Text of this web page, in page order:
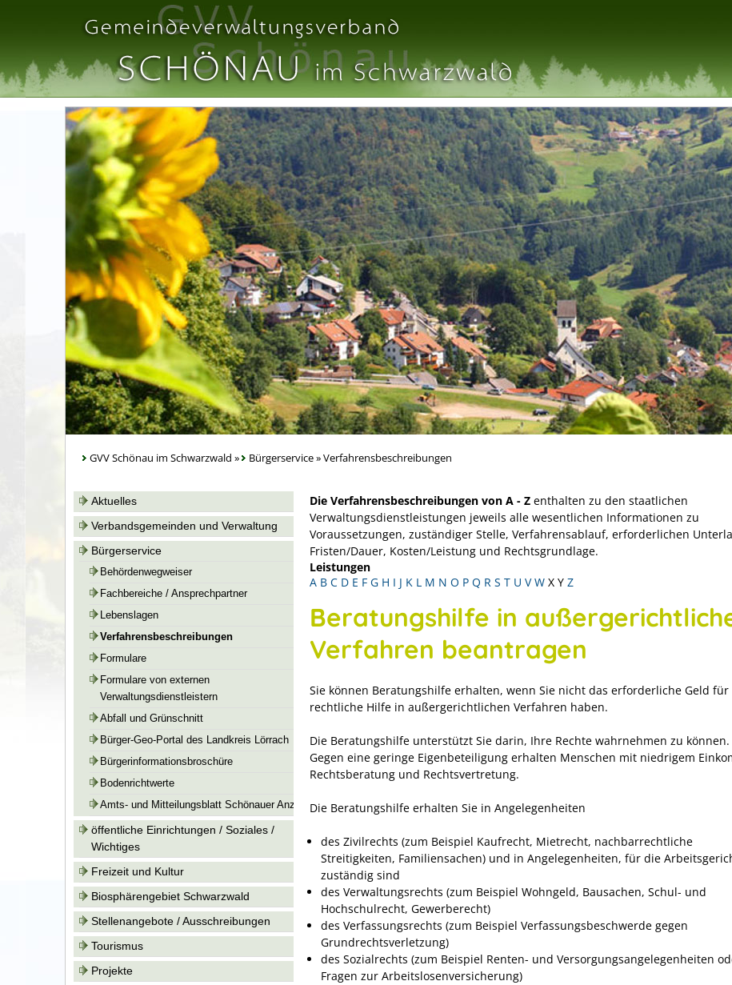
GVV Schönau im Schwarzwald » Bürgerservice»Verfahrensbeschreibungen
Aktuelles
Verbandsgemeinden und Verwaltung
Bürgerservice
Behördenwegweiser
Fachbereiche / Ansprechpartner
Lebenslagen
Verfahrensbeschreibungen
Formulare
Formulare von externen
Verwaltungsdienstleistern
Abfall und Grünschnitt
Bürger-Geo-Portal des Landkreis Lörrach
Bürgerinformationsbroschüre
Bodenrichtwerte
Amts- und Mitteilungsblatt Schönauer Anzeiger
öffentliche Einrichtungen / Soziales /
Wichtiges
Freizeit und Kultur
Biosphärengebiet Schwarzwald
Stellenangebote / Ausschreibungen
Tourismus
Projekte
Die Verfahrensbeschreibungen von A - Z enthalten zu den staatlichen
Verwaltungsdienstleistungen jeweils alle wesentlichen Informationen zu
Voraussetzungen, zuständiger Stelle, Verfahrensablauf, erforderlichen
Fristen/Dauer, Kosten/Leistung und Rechtsgrundlage.
Leistungen
A B C D E F G H I J K L M N O P Q R S T U V W X Y Z
Beratungshilfe in
Verfahren beantragen
Sie können Beratungshilfe erhalten, wenn Sie nicht das erforderliche Geld für
rechtliche Hilfe in außergerichtlichen Verfahren haben.
Die Beratungshilfe unterstützt Sie darin, Ihre Rechte wahrnehmen zu können.
Gegen eine geringe Eigenbeteiligung erhalten Menschen mit niedrigem
Rechtsberatung und Rechtsvertretung.
Die Beratungshilfe erhalten Sie in Angelegenheiten
des Zivilrechts (zum Beispiel Kaufrecht, Mietrecht, nachbarrechtliche
Streitigkeiten, Familiensachen) und in Angelegenheiten, für die
zuständig sind
des Verwaltungsrechts (zum Beispiel Wohngeld, Bausachen, Schul- und
Hochschulrecht, Gewerberecht)
des Verfassungsrechts (zum Beispiel Verfassungsbeschwerde gegen
Grundrechtsverletzung)
des Sozialrechts (zum Beispiel Renten- und Versorgungsangelegenheiten
Fragen zur Arbeitslosenversicherung)